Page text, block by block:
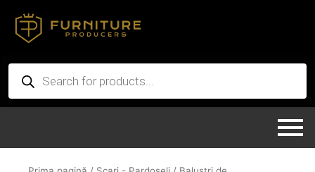
content
Products
search